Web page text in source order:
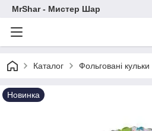
MrShar - Мистер Шар
Каталог Фольговані кульки
Новинка